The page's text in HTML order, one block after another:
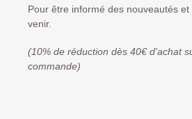
Pour être informé des nouveautés
venir.
(10% de réduction dès 40€ d'achat
commande)